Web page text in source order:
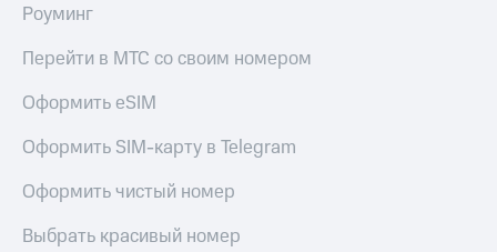
Роуминг
Перейти в МТС со своим номером
Оформить eSIM
Оформить SIM-карту в Telegram
Оформить чистый номер
Выбрать красивый номер